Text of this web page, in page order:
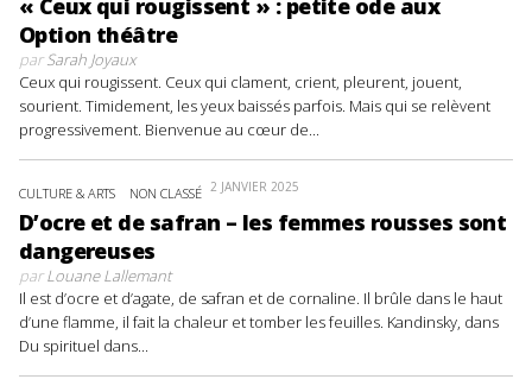
« Ceux qui rougissent » : petite ode aux
Option théâtre
parSarah Joyaux
Ceux qui rougissent. Ceux qui clament, crient, pleurent, jouent,
sourient. Timidement, les yeux baissés parfois. Mais qui se relèvent
progressivement. Bienvenue au cœur de...
CULTURE & ARTS NON CLASSÉ 2 JANVIER 2025
D’ocre et de safran – les femmes rousses sont
dangereuses
parLouane Lallemant
Il est d’ocre et d’agate, de safran et de cornaline. Il brûle dans le haut
d’une flamme, il fait la chaleur et tomber les feuilles. Kandinsky, dans
Du spirituel dans...